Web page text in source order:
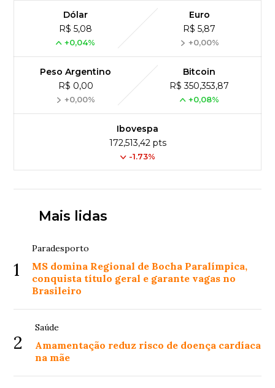
Dólar
R$ 5,08
+0,04%
Euro
R$ 5,87
+0,00%
Peso Argentino
R$ 0,00
+0,00%
Bitcoin
R$ 350,353,87
+0,08%
Ibovespa
172,513,42 pts
-1.73%
Mais lidas
1
Paradesporto
MS domina Regional de Bocha Paralímpica,
conquista título geral e garante vagas no
Brasileiro
2
Saúde
Amamentação reduz risco de doença cardíaca
na mãe